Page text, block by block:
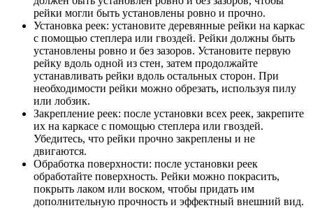
рейки могли быть установлены ровно и прочно.
Установка реек: установите деревянные рейки на каркас
с помощью степлера или гвоздей. Рейки должны быть
установлены ровно и без зазоров. Установите первую
рейку вдоль одной из стен, затем продолжайте
устанавливать рейки вдоль остальных сторон. При
необходимости рейки можно обрезать, используя пилу
или лобзик.
Закрепление реек: после установки всех реек, закрепите
их на каркасе с помощью степлера или гвоздей.
Убедитесь, что рейки прочно закреплены и не
двигаются.
Обработка поверхности: после установки реек
обработайте поверхность. Рейки можно покрасить,
покрыть лаком или воском, чтобы придать им
дополнительную прочность и эффектный внешний вид.